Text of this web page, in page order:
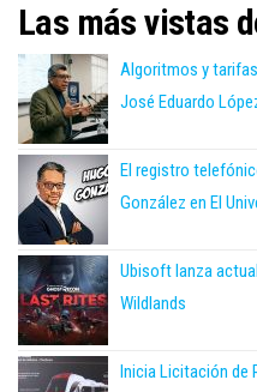
Las más vistas
Algoritmos y
José Eduardo
El registro
González en El
Ubisoft lanza
Wildlands
Inicia Licitación de